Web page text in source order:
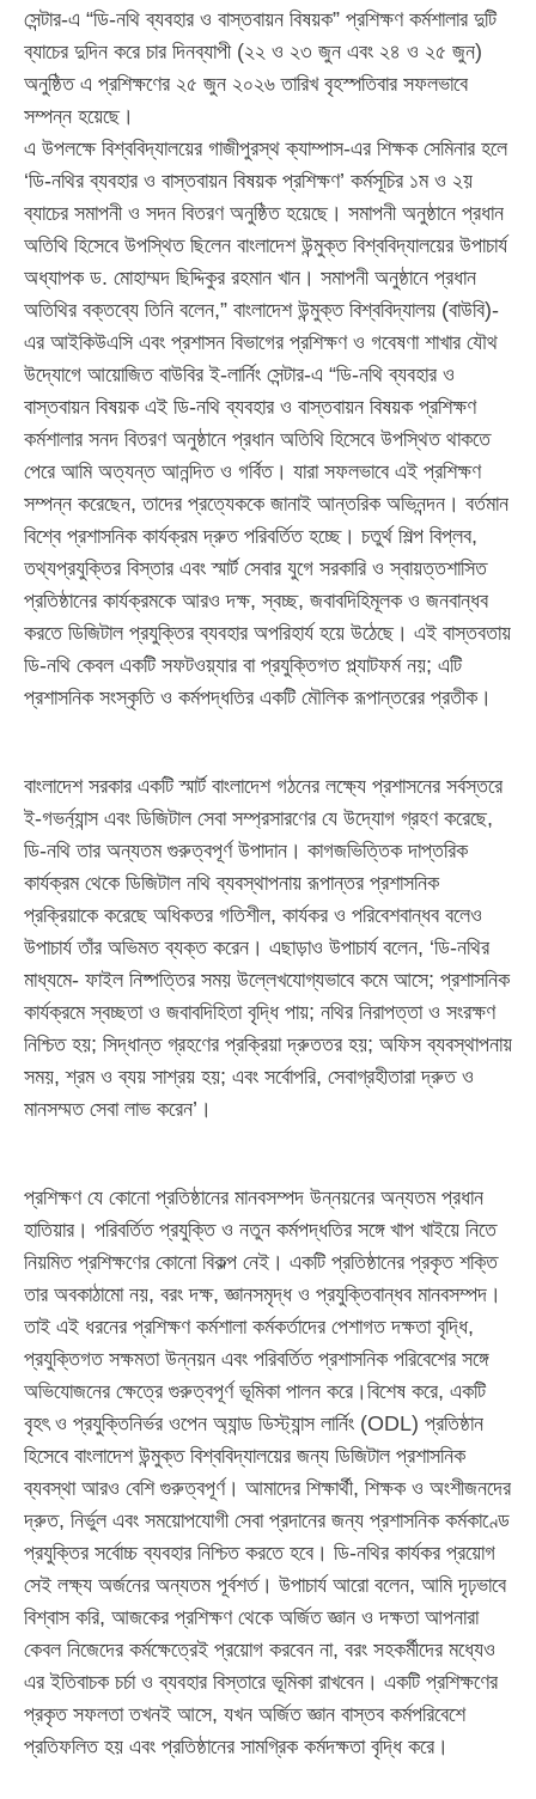
সেন্টার-এ “ডি-নথি ব্যবহার ও বাস্তবায়ন বিষয়ক” প্রশিক্ষণ কর্মশালার দুটি
ব্যাচের দুদিন করে চার দিনব্যাপী (২২ ও ২৩ জুন এবং ২৪ ও ২৫ জুন)
অনুষ্ঠিত এ প্রশিক্ষণের ২৫ জুন ২০২৬ তারিখ বৃহস্পতিবার সফলভাবে
সম্পন্ন হয়েছে।
এ উপলক্ষে বিশ্ববিদ্যালয়ের গাজীপুরস্থ ক্যাম্পাস-এর শিক্ষক সেমিনার হলে
‘ডি-নথির ব্যবহার ও বাস্তবায়ন বিষয়ক প্রশিক্ষণ’ কর্মসূচির ১ম ও ২য়
ব্যাচের সমাপনী ও সদন বিতরণ অনুষ্ঠিত হয়েছে। সমাপনী অনুষ্ঠানে প্রধান
অতিথি হিসেবে উপস্থিত ছিলেন বাংলাদেশ উন্মুক্ত বিশ্ববিদ্যালয়ের উপাচার্য
অধ্যাপক ড. মোহাম্মদ ছিদ্দিকুর রহমান খান। সমাপনী অনুষ্ঠানে প্রধান
অতিথির বক্তব্যে তিনি বলেন,” বাংলাদেশ উন্মুক্ত বিশ্ববিদ্যালয় (বাউবি)-
এর আইকিউএসি এবং প্রশাসন বিভাগের প্রশিক্ষণ ও গবেষণা শাখার যৌথ
উদ্যোগে আয়োজিত বাউবির ই-লার্নিং সেন্টার-এ “ডি-নথি ব্যবহার ও
বাস্তবায়ন বিষয়ক এই ডি-নথি ব্যবহার ও বাস্তবায়ন বিষয়ক প্রশিক্ষণ
কর্মশালার সনদ বিতরণ অনুষ্ঠানে প্রধান অতিথি হিসেবে উপস্থিত থাকতে
পেরে আমি অত্যন্ত আনন্দিত ও গর্বিত। যারা সফলভাবে এই প্রশিক্ষণ
সম্পন্ন করেছেন, তাদের প্রত্যেককে জানাই আন্তরিক অভিনন্দন। বর্তমান
বিশ্বে প্রশাসনিক কার্যক্রম দ্রুত পরিবর্তিত হচ্ছে। চতুর্থ শিল্প বিপ্লব,
তথ্যপ্রযুক্তির বিস্তার এবং স্মার্ট সেবার যুগে সরকারি ও স্বায়ত্তশাসিত
প্রতিষ্ঠানের কার্যক্রমকে আরও দক্ষ, স্বচ্ছ, জবাবদিহিমূলক ও জনবান্ধব
করতে ডিজিটাল প্রযুক্তির ব্যবহার অপরিহার্য হয়ে উঠেছে। এই বাস্তবতায়
ডি-নথি কেবল একটি সফটওয়্যার বা প্রযুক্তিগত প্ল্যাটফর্ম নয়; এটি
প্রশাসনিক সংস্কৃতি ও কর্মপদ্ধতির একটি মৌলিক রূপান্তরের প্রতীক।
বাংলাদেশ সরকার একটি স্মার্ট বাংলাদেশ গঠনের লক্ষ্যে প্রশাসনের সর্বস্তরে
ই-গভর্ন্যান্স এবং ডিজিটাল সেবা সম্প্রসারণের যে উদ্যোগ গ্রহণ করেছে,
ডি-নথি তার অন্যতম গুরুত্বপূর্ণ উপাদান। কাগজভিত্তিক দাপ্তরিক
কার্যক্রম থেকে ডিজিটাল নথি ব্যবস্থাপনায় রূপান্তর প্রশাসনিক
প্রক্রিয়াকে করেছে অধিকতর গতিশীল, কার্যকর ও পরিবেশবান্ধব বলেও
উপাচার্য তাঁর অভিমত ব্যক্ত করেন। এছাড়াও উপাচার্য বলেন, ‘ডি-নথির
মাধ্যমে- ফাইল নিষ্পত্তির সময় উল্লেখযোগ্যভাবে কমে আসে; প্রশাসনিক
কার্যক্রমে স্বচ্ছতা ও জবাবদিহিতা বৃদ্ধি পায়; নথির নিরাপত্তা ও সংরক্ষণ
নিশ্চিত হয়; সিদ্ধান্ত গ্রহণের প্রক্রিয়া দ্রুততর হয়; অফিস ব্যবস্থাপনায়
সময়, শ্রম ও ব্যয় সাশ্রয় হয়; এবং সর্বোপরি, সেবাগ্রহীতারা দ্রুত ও
মানসম্মত সেবা লাভ করেন’।
প্রশিক্ষণ যে কোনো প্রতিষ্ঠানের মানবসম্পদ উন্নয়নের অন্যতম প্রধান
হাতিয়ার। পরিবর্তিত প্রযুক্তি ও নতুন কর্মপদ্ধতির সঙ্গে খাপ খাইয়ে নিতে
নিয়মিত প্রশিক্ষণের কোনো বিকল্প নেই। একটি প্রতিষ্ঠানের প্রকৃত শক্তি
তার অবকাঠামো নয়, বরং দক্ষ, জ্ঞানসমৃদ্ধ ও প্রযুক্তিবান্ধব মানবসম্পদ।
তাই এই ধরনের প্রশিক্ষণ কর্মশালা কর্মকর্তাদের পেশাগত দক্ষতা বৃদ্ধি,
প্রযুক্তিগত সক্ষমতা উন্নয়ন এবং পরিবর্তিত প্রশাসনিক পরিবেশের সঙ্গে
অভিযোজনের ক্ষেত্রে গুরুত্বপূর্ণ ভূমিকা পালন করে।বিশেষ করে, একটি
বৃহৎ ও প্রযুক্তিনির্ভর ওপেন অ্যান্ড ডিস্ট্যান্স লার্নিং (ODL) প্রতিষ্ঠান
হিসেবে বাংলাদেশ উন্মুক্ত বিশ্ববিদ্যালয়ের জন্য ডিজিটাল প্রশাসনিক
ব্যবস্থা আরও বেশি গুরুত্বপূর্ণ। আমাদের শিক্ষার্থী, শিক্ষক ও অংশীজনদের
দ্রুত, নির্ভুল এবং সময়োপযোগী সেবা প্রদানের জন্য প্রশাসনিক কর্মকাণ্ডে
প্রযুক্তির সর্বোচ্চ ব্যবহার নিশ্চিত করতে হবে। ডি-নথির কার্যকর প্রয়োগ
সেই লক্ষ্য অর্জনের অন্যতম পূর্বশর্ত। উপাচার্য আরো বলেন, আমি দৃঢ়ভাবে
বিশ্বাস করি, আজকের প্রশিক্ষণ থেকে অর্জিত জ্ঞান ও দক্ষতা আপনারা
কেবল নিজেদের কর্মক্ষেত্রেই প্রয়োগ করবেন না, বরং সহকর্মীদের মধ্যেও
এর ইতিবাচক চর্চা ও ব্যবহার বিস্তারে ভূমিকা রাখবেন। একটি প্রশিক্ষণের
প্রকৃত সফলতা তখনই আসে, যখন অর্জিত জ্ঞান বাস্তব কর্মপরিবেশে
প্রতিফলিত হয় এবং প্রতিষ্ঠানের সামগ্রিক কর্মদক্ষতা বৃদ্ধি করে।